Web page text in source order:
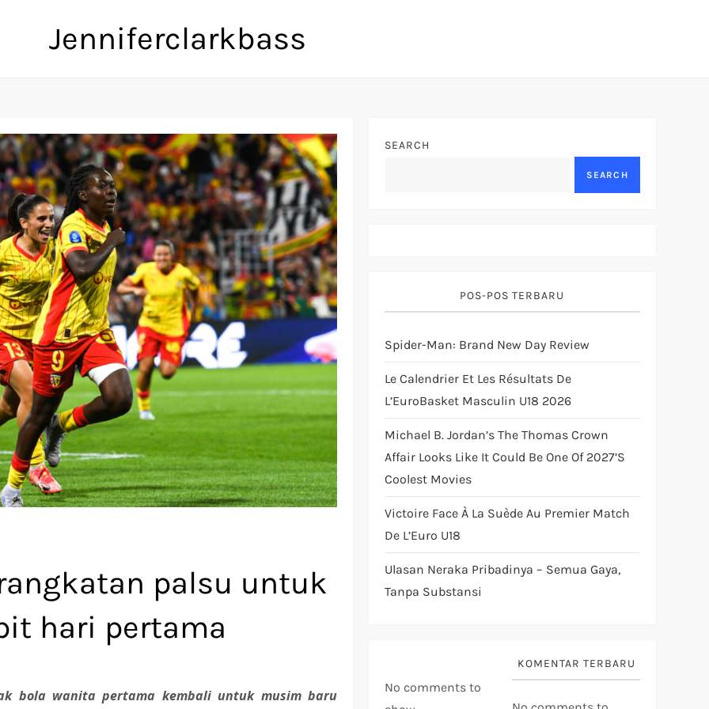
Jenniferclarkbass
palsu untuk
hari pertama
bola wanita pertama kembali untuk musim baru
SEARCH
SEARCH
POS-POS TERBARU
Spider-Man: Brand New Day Review
Le Calendrier Et Les Résultats De
L’EuroBasket Masculin U18 2026
Michael B. Jordan’s The Thomas Crown
Affair Looks Like It Could Be One Of 2027’s
Coolest Movies
Victoire Face À La Suède Au Premier Match
De L’Euro U18
Ulasan Neraka Pribadinya – Semua Gaya,
Tanpa Substansi
No comments to
KOMENTAR TERBARU